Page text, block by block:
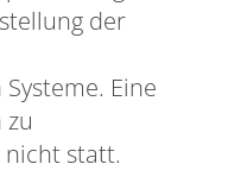
der
Eine
statt.